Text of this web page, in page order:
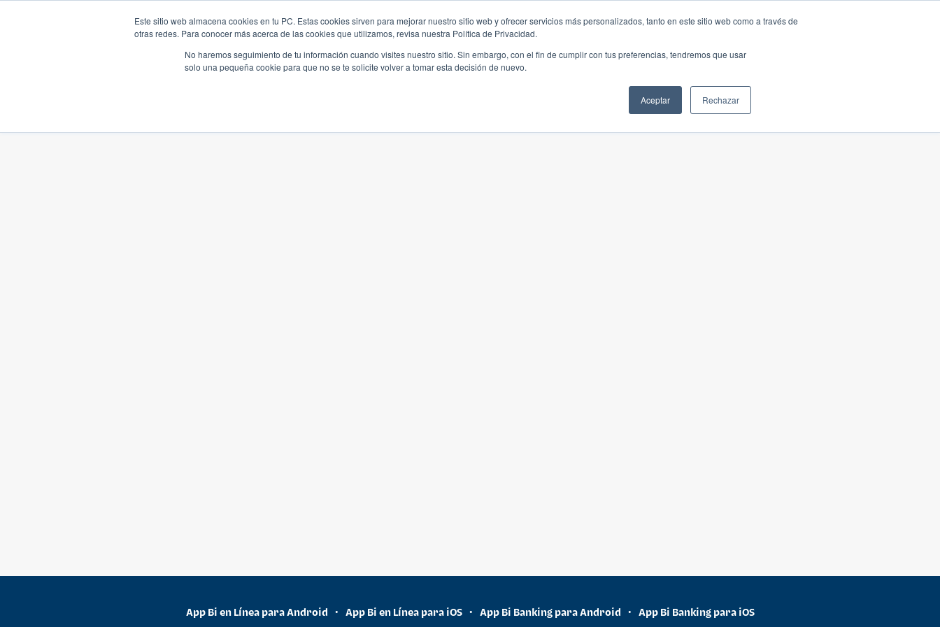
Este sitio web almacena cookies en tu PC. Estas cookies sirven para mejorar nuestro sitio web y ofrecer servicios más personalizados, tanto en este sitio web como a través de
otras redes. Para conocer más acerca de las cookies que utilizamos, revisa nuestra Política de Privacidad.
No haremos seguimiento de tu información cuando visites nuestro sitio. Sin embargo, con el fin de cumplir con tus preferencias, tendremos que usar
solo una pequeña cookie para que no se te solicite volver a tomar esta decisión de nuevo.
Aceptar Rechazar
App Bi en Línea para Android • App Bi en Línea para iOS • App Bi Banking para Android • App Bi Banking para iOS